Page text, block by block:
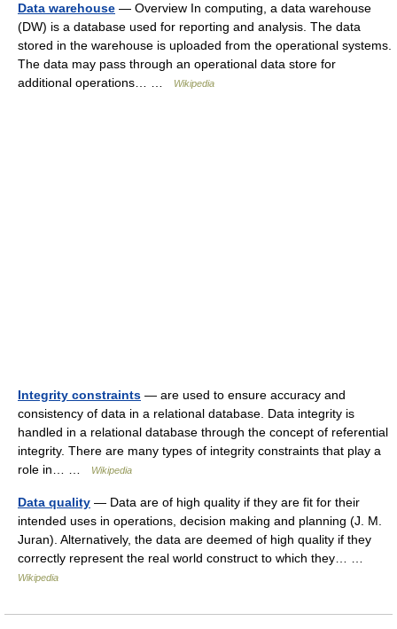
Data warehouse — Overview In computing, a data warehouse
(DW) is a database used for reporting and analysis. The data
stored in the warehouse is uploaded from the operational systems.
The data may pass through an operational data store for
additional operations… …
Wikipedia
Integrity constraints — are used to ensure accuracy and
consistency of data in a relational database. Data integrity is
handled in a relational database through the concept of referential
integrity. There are many types of integrity constraints that play a
role in… …
Wikipedia
Data quality — Data are of high quality if they are fit for their
intended uses in operations, decision making and planning (J. M.
Juran). Alternatively, the data are deemed of high quality if they
correctly represent the real world construct to which they… …
Wikipedia